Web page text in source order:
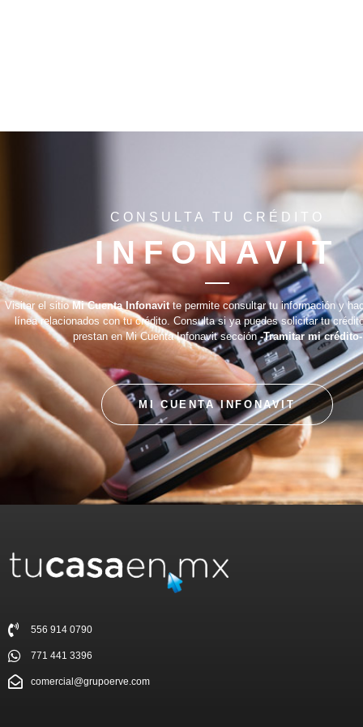
CONSULTA TU CRÉDITO
INFONAVIT
Visitar el sitioMi Cuenta Infonavitte permite consultar tu información y
línea relacionados con tu crédito. Consulta si ya puedes solicitar tu
prestan en Mi Cuenta Infonavit sección-Tramitar mi crédito-
MI CUENTA INFONAVIT
556 914 0790
771 441 3396
comercial@grupoerve.com